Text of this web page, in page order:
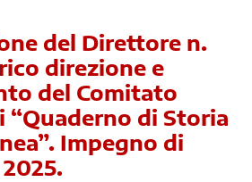
del Direttore n.
direzione e
del Comitato
“Quaderno di Storia
Impegno di